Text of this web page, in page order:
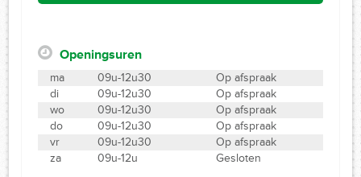
Openingsuren
ma 09u-12u30
Op afspraak
di
09u-12u30
Op afspraak
wo
09u-12u30
Op afspraak
do
09u-12u30
Op afspraak
vr
09u-12u30
Op afspraak
za
09u-12u Gesloten